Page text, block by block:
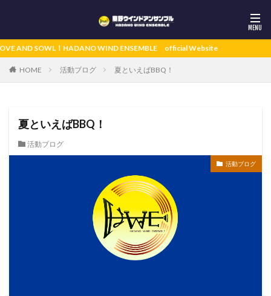
HADANO WIND ENSEMBLE official Website
HOME 活動ブログ 夏といえばBBQ！
夏といえばBBQ！
活動ブログ
活動ブログ